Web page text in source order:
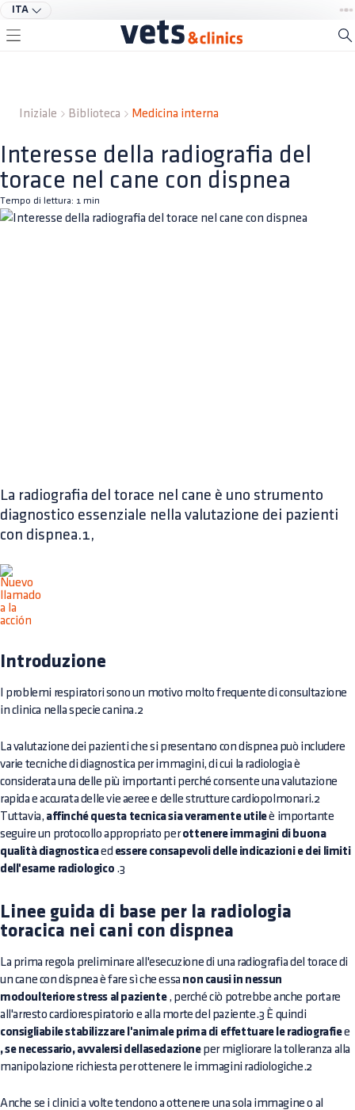
ITA
Iniziale Biblioteca Medicina interna
Interesse della radiografia del
torace nel cane con dispnea
Tempo di lettura: 1 min
La radiografia del torace nel cane è uno strumento
diagnostico essenziale nella valutazione dei pazienti
con dispnea.1,
Introduzione
I problemi respiratori sono un motivo molto frequente di consultazione
in clinica nella specie canina.2
La valutazione dei pazienti che si presentano con dispnea può includere
varie tecniche di diagnostica per immagini, di cui la radiologia è
considerata una delle più importanti perché consente una valutazione
rapida e accurata delle vie aeree e delle strutture cardiopolmonari.2
Tuttavia, affinché questa tecnica sia veramente utileè importante
seguire un protocollo appropriato perottenere immagini di buona
qualità diagnosticaed essere consapevoli delle indicazioni e dei limiti
dell'esame radiologico .3
Linee guida di base per la radiologia
toracica nei cani con dispnea
La prima regola preliminare all'esecuzione di una radiografia del torace di
un cane con dispnea è fare sì che essa non causi in nessun
modoulteriore stress al paziente, perché ciò potrebbe anche portare
all'arresto cardiorespiratorio e alla morte del paziente.3 È quindi
consigliabile stabilizzare l'animale prima di effettuare le radiografiee
, se necessario, avvalersi dellasedazioneper migliorare la tolleranza alla
manipolazione richiesta per ottenere le immagini radiologiche.2
Anche se i clinici a volte tendono a ottenere una sola immagine o al